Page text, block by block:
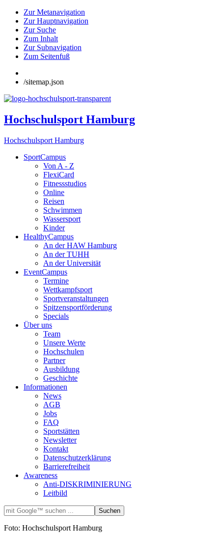
Zur Metanavigation
Zur Hauptnavigation
Zur Suche
Zum Inhalt
Zur Subnavigation
Zum Seitenfuß
/sitemap.json
Hochschulsport Hamburg
Hochschulsport Hamburg
SportCampus
Von A - Z
FlexiCard
Fitnessstudios
Online
Reisen
Schwimmen
Wassersport
Kinder
HealthyCampus
An der HAW Hamburg
An der TUHH
An der Universität
EventCampus
Termine
Wettkampfsport
Sportveranstaltungen
Spitzensportförderung
Specials
Über uns
Team
Unsere Werte
Hochschulen
Partner
Ausbildung
Geschichte
Informationen
News
AGB
Jobs
FAQ
Sportstätten
Newsletter
Kontakt
Datenschutzerklärung
Barrierefreiheit
Awareness
Anti-DISKRIMINIERUNG
Leitbild
Foto: Hochschulsport Hamburg